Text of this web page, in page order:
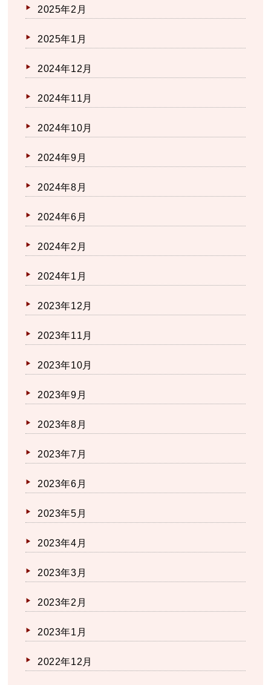
2025年2月
2025年1月
2024年12月
2024年11月
2024年10月
2024年9月
2024年8月
2024年6月
2024年2月
2024年1月
2023年12月
2023年11月
2023年10月
2023年9月
2023年8月
2023年7月
2023年6月
2023年5月
2023年4月
2023年3月
2023年2月
2023年1月
2022年12月